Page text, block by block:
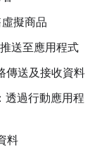
擬商品
送至應用程式
傳送及接收資料
透過行動應用程
料